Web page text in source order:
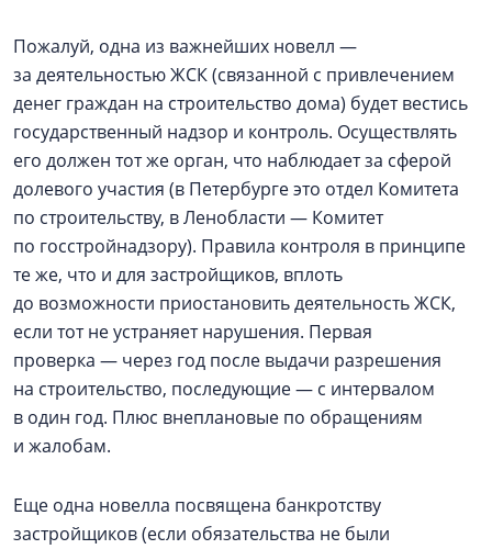
Пожалуй, одна из важнейших новелл —
за деятельностью ЖСК (связанной с привлечением
денег граждан на строительство дома) будет вестись
государственный надзор и контроль. Осуществлять
его должен тот же орган, что наблюдает за сферой
долевого участия (в Петербурге это отдел Комитета
по строительству, в Ленобласти — Комитет
по госстройнадзору). Правила контроля в принципе
те же, что и для застройщиков, вплоть
до возможности приостановить деятельность ЖСК,
если тот не устраняет нарушения. Первая
проверка — через год после выдачи разрешения
на строительство, последующие — с интервалом
в один год. Плюс внеплановые по обращениям
и жалобам.
Еще одна новелла посвящена банкротству
застройщиков (если обязательства не были